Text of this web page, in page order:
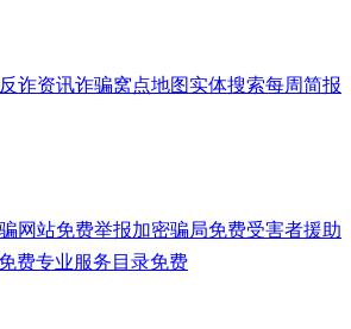
反诈资讯诈骗窝点地图实体搜索每周简报
网站免费举报加密骗局免费受害者援助
免费专业服务目录免费